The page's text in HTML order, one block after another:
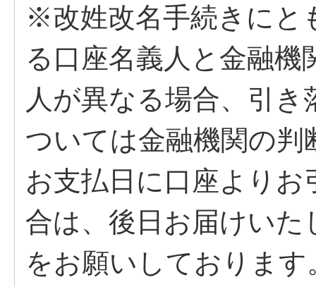
※改姓改名手続きにと
る口座名義人と金融
人が異なる場合、引
ついては金融機関の判
お支払日に口座より
合は、後日お届けい
をお願いしております